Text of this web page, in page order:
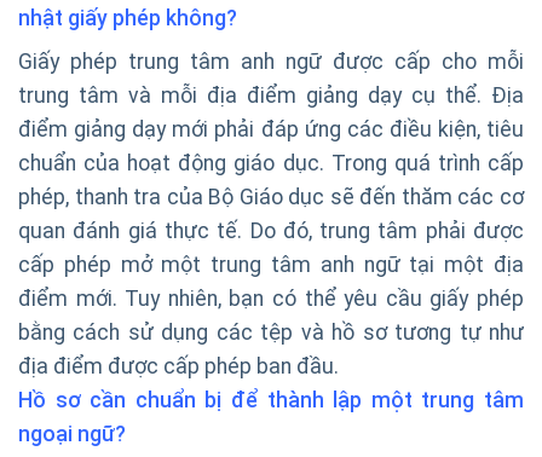
nhật giấy phép không?
Giấy phép trung tâm anh ngữ được cấp cho mỗi
trung tâm và mỗi địa điểm giảng dạy cụ thể. Địa
điểm giảng dạy mới phải đáp ứng các điều kiện, tiêu
chuẩn của hoạt động giáo dục. Trong quá trình cấp
phép, thanh tra của Bộ Giáo dục sẽ đến thăm các cơ
quan đánh giá thực tế. Do đó, trung tâm phải được
cấp phép mở một trung tâm anh ngữ tại một địa
điểm mới. Tuy nhiên, bạn có thể yêu cầu giấy phép
bằng cách sử dụng các tệp và hồ sơ tương tự như
địa điểm được cấp phép ban đầu.
Hồ sơ cần chuẩn bị để thành lập một trung tâm
ngoại ngữ?